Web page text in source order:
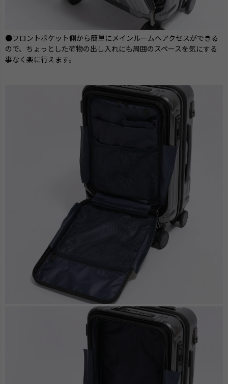
●フロントポケット側から簡単にメインルームへアクセスができる
ので、ちょっとした荷物の出し入れにも周囲のスペースを気にする
事なく楽に行えます。